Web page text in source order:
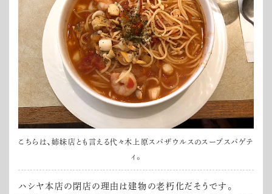
こちらは、姉妹店とも言える代々木上原スパザウルスのスープスパゲテ
ィ。
ハシヤ本店の閉店の理由は建物の老朽化だそうです。